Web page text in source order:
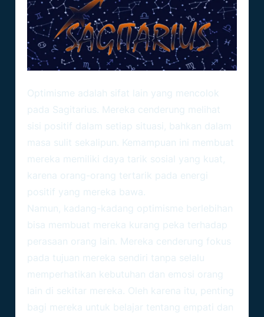
Optimisme adalah sifat lain yang mencolok
pada Sagitarius. Mereka cenderung melihat
sisi positif dalam setiap situasi, bahkan dalam
masa sulit sekalipun. Kemampuan ini membuat
mereka memiliki daya tarik sosial yang kuat,
karena orang-orang tertarik pada energi
positif yang mereka bawa.
Namun, kadang-kadang optimisme berlebihan
bisa membuat mereka kurang peka terhadap
perasaan orang lain. Mereka cenderung fokus
pada tujuan mereka sendiri tanpa selalu
memperhatikan kebutuhan dan emosi orang
lain di sekitar mereka. Oleh karena itu, penting
bagi mereka untuk belajar tentang empati dan